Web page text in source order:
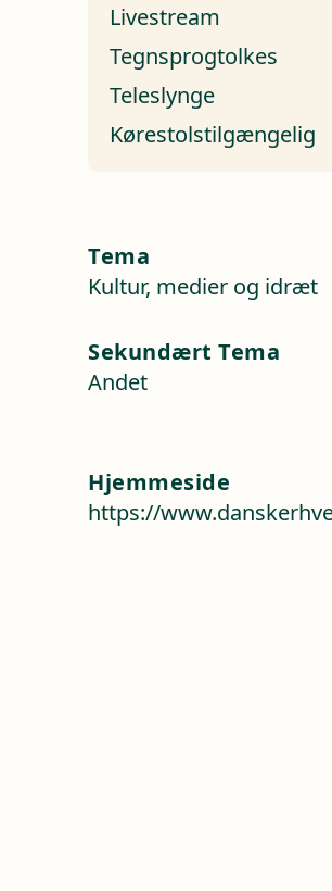
Livestream
Tegnsprogtolkes
Teleslynge
Kørestolstilgængelig
Tema
Kultur, medier og idræt
Sekundært Tema
Andet
Hjemmeside
https://